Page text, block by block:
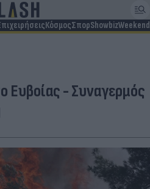
ΚόσμοςΣπορShowbizWeekend
Ευβοίας - Συναγερμός